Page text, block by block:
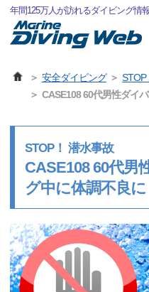
年間125万人が訪れるダイビング情
安全ダイビング
STOP
CASE108 60代男性ダイ
STOP！ 潜水事故
CASE108 60代男
グ中に体調不良に